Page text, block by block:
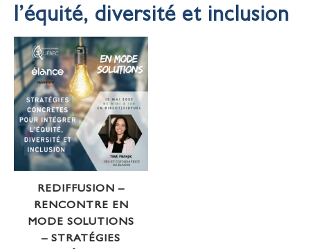
l’équité, diversité et inclusion
REDIFFUSION –
RENCONTRE EN
MODE SOLUTIONS
– STRATÉGIES